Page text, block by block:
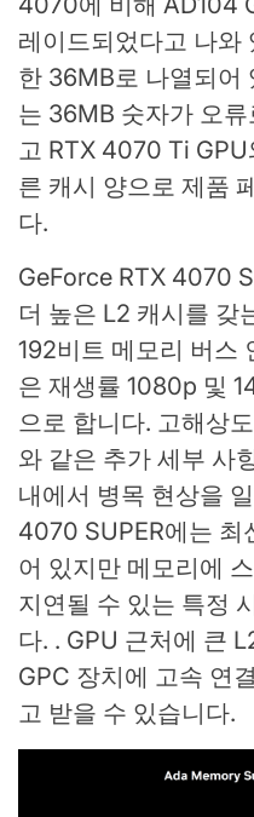
레이드되었다고 나와
한 36MB로 나열되어
는 36MB 숫자가 오
고 RTX 4070 Ti
른 캐시 양으로 제품
다.
GeForce RTX 4070
더 높은 L2 캐시를 갖
192비트 메모리 버스
은 재생률 1080p 및
으로 합니다. 고해상
와 같은 추가 세부 사
내에서 병목 현상을
4070 SUPER에는 최
어 있지만 메모리에
지연될 수 있는 특정
다. . GPU 근처에 큰
GPC 장치에 고속 연
고 받을 수 있습니다.